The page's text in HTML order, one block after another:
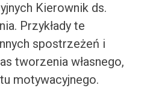
Kierownik ds.
Przykłady te
spostrzeżeń i
tworzenia własnego,
motywacyjnego.